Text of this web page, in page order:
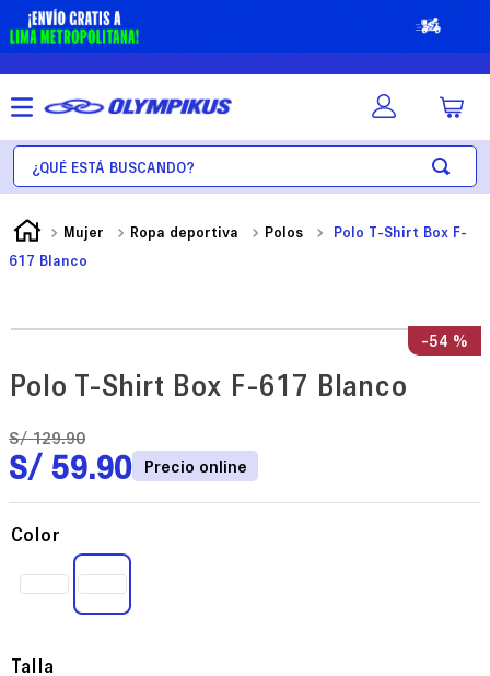
¿Qué está buscando?
Mujer Ropa deportiva Polos
Polo T-Shirt Box F-
617 Blanco
-54 %
Polo T-Shirt Box F-617 Blanco
S/ 129.90
S/ 59.90
Talla
Color